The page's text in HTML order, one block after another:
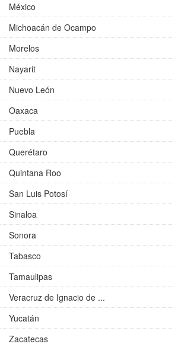
México
Michoacán de Ocampo
Morelos
Nayarit
Nuevo León
Oaxaca
Puebla
Querétaro
Quintana Roo
San Luis Potosí
Sinaloa
Sonora
Tabasco
Tamaulipas
Veracruz de Ignacio de ...
Yucatán
Zacatecas